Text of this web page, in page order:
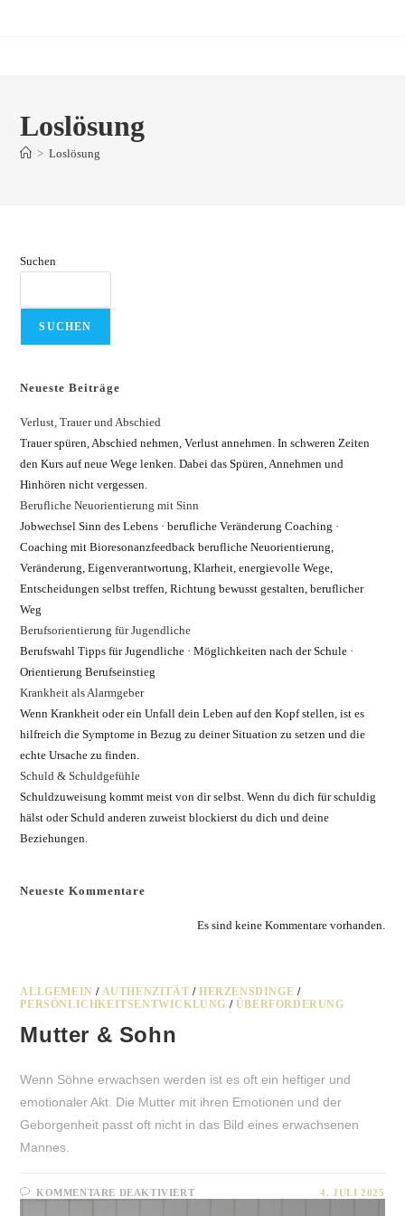
Loslösung
> Loslösung
Suchen
SUCHEN
Neueste Beiträge
Verlust, Trauer und Abschied
Trauer spüren, Abschied nehmen, Verlust annehmen. In schweren Zeiten
den Kurs auf neue Wege lenken. Dabei das Spüren, Annehmen und
Hinhören nicht vergessen.
Berufliche Neuorientierung mit Sinn
Jobwechsel Sinn des Lebens · berufliche Veränderung Coaching ·
Coaching mit Bioresonanzfeedback berufliche Neuorientierung,
Veränderung, Eigenverantwortung, Klarheit, energievolle Wege,
Entscheidungen selbst treffen, Richtung bewusst gestalten, beruflicher
Weg
Berufsorientierung für Jugendliche
Berufswahl Tipps für Jugendliche · Möglichkeiten nach der Schule ·
Orientierung Berufseinstieg
Krankheit als Alarmgeber
Wenn Krankheit oder ein Unfall dein Leben auf den Kopf stellen, ist es
hilfreich die Symptome in Bezug zu deiner Situation zu setzen und die
echte Ursache zu finden.
Schuld & Schuldgefühle
Schuldzuweisung kommt meist von dir selbst. Wenn du dich für schuldig
hälst oder Schuld anderen zuweist blockierst du dich und deine
Beziehungen.
Neueste Kommentare
Es sind keine Kommentare vorhanden.
ALLGEMEIN / AUTHENZITÄT /HERZENSDINGE /
PERSÖNLICHKEITSENTWICKLUNG / ÜBERFORDERUNG
Mutter & Sohn
Wenn Söhne erwachsen werden ist es oft ein heftiger und
emotionaler Akt. Die Mutter mit ihren Emotionen und der
Geborgenheit passt oft nicht in das Bild eines erwachsenen
Mannes.
KOMMENTARE DEAKTIVIERTFÜR
4. JULI 2025